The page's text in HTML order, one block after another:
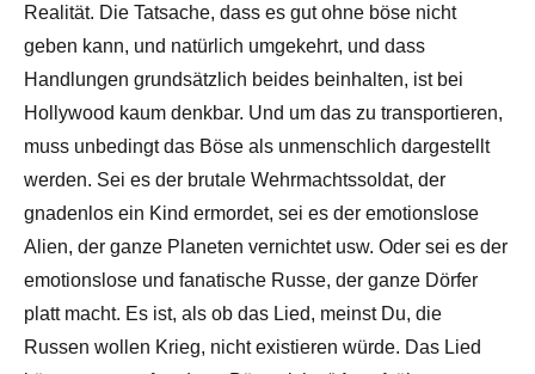
Realität. Die Tatsache, dass es gut ohne böse nicht
geben kann, und natürlich umgekehrt, und dass
Handlungen grundsätzlich beides beinhalten, ist bei
Hollywood kaum denkbar. Und um das zu transportieren,
muss unbedingt das Böse als unmenschlich dargestellt
werden. Sei es der brutale Wehrmachtssoldat, der
gnadenlos ein Kind ermordet, sei es der emotionslose
Alien, der ganze Planeten vernichtet usw. Oder sei es der
emotionslose und fanatische Russe, der ganze Dörfer
platt macht. Es ist, als ob das Lied, meinst Du, die
Russen wollen Krieg, nicht existieren würde. Das Lied